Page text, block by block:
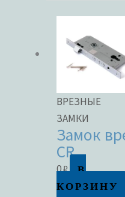
ВРЕЗНЫЕ
ЗАМКИ
Замок
CR
0₽
В
КОРЗИНУ